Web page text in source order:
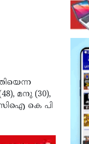
മനു (30),
സിഐ കെ പി